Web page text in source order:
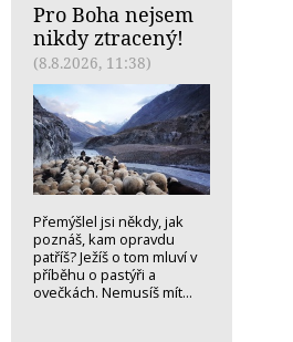
Pro Boha nejsem
nikdy ztracený!
(8.8.2026, 11:38)
Přemýšlel jsi někdy, jak
poznáš, kam opravdu
patříš? Ježíš o tom mluví v
příběhu o pastýři a
ovečkách. Nemusíš mít...